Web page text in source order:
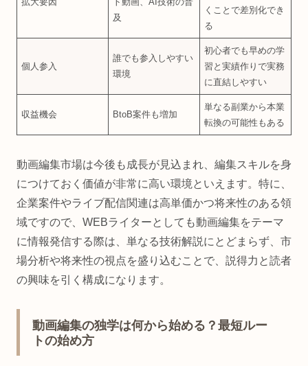
及
くことで差別化でき
る
個人参入
誰でも参入しやすい
環境
初心者でも早めの学
習と実績作りで実務
に直結しやすい
収益機会 BtoB案件も増加
単なる副業から本業
転換の可能性もある
動画編集市場は今後も成長が見込まれ、編集スキルを身
につけておく価値が非常に高い環境といえます。特に、
企業案件やライブ配信関連は高単価かつ将来性のある領
域ですので、WEBライターとしても動画編集をテーマ
に情報発信する際は、単なる技術解説にとどまらず、市
場分析や将来性の視点を盛り込むことで、説得力と読者
の興味を引く構成になります。
動画編集の独学は何から始める？最短ルー
トの始め方